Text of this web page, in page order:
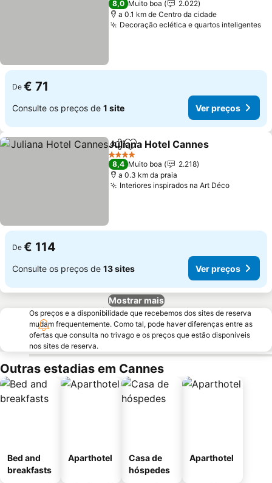
8,0 Muito boa
2.022
a 0.1 km de Centro da cidade
Decoração eclética e quartos inteligentes
De € 71
Consulte os preços de 1 site Ver preços
PartilharAdicionar aos favoritos
Juliana Hotel Cannes
4 Estrelas
8,4 Muito boa
2.218
a 0.3 km da praia
Interiores inspirados na Art Déco
De € 114
Consulte os preços de 13 sites Ver preços
Mostrar mais
Os preços e a disponibilidade que recebemos dos sites de reserva
mudam frequentemente. Como tal, pode haver diferenças entre as
ofertas que consulta no trivago e os preços que estão disponíveis
nos sites de reserva.
Outras estadias em Cannes
Bed and
breakfasts
Aparthotel
Casa de
hóspedes
Aparthotel